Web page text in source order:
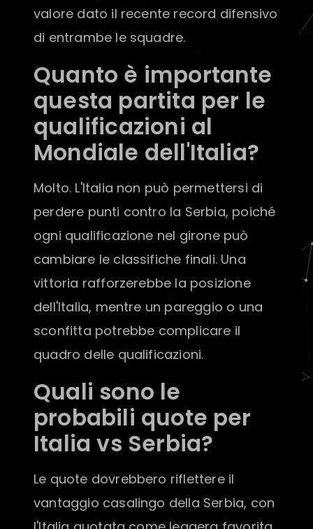
valore dato il recente record difensivo
di entrambe le squadre.
Quanto è importante
questa partita per le
qualificazioni al
Mondiale dell'Italia?
Molto. L'Italia non può permettersi di
perdere punti contro la Serbia, poiché
ogni qualificazione nel girone può
cambiare le classifiche finali. Una
vittoria rafforzerebbe la posizione
dell'Italia, mentre un pareggio o una
sconfitta potrebbe complicare il
quadro delle qualificazioni.
Quali sono le
probabili quote per
Italia vs Serbia?
Le quote dovrebbero riflettere il
vantaggio casalingo della Serbia, con